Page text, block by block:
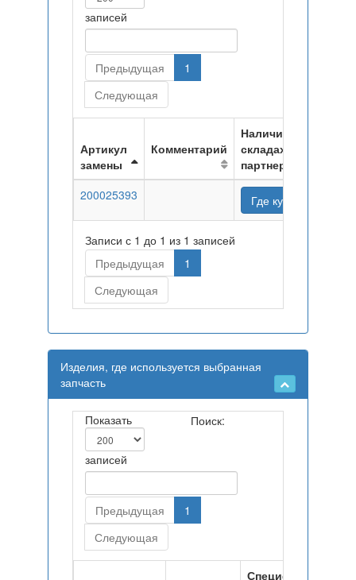
записей
Предыдущая
1
Следующая
Артикул
замены
Комментарий
Наличие на
складах
партнеров
200025393
Где купить
Записи с 1 до 1 из 1 записей
Предыдущая
1
Следующая
Изделия, где используется выбранная
запчасть
Показать
записей
Поиск:
Предыдущая
1
Следующая
Спецификация